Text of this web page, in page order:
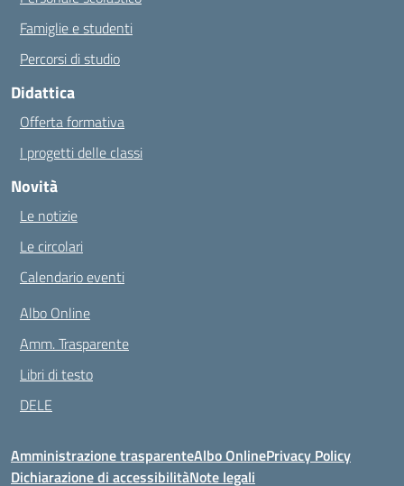
Famiglie e studenti
Percorsi di studio
Didattica
Offerta formativa
I progetti delle classi
Novità
Le notizie
Le circolari
Calendario eventi
Albo Online
Amm. Trasparente
Libri di testo
DELE
Amministrazione trasparenteAlbo OnlinePrivacy Policy
Dichiarazione di accessibilitàNote legali